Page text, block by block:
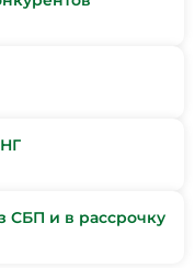
СБП и в рассрочку